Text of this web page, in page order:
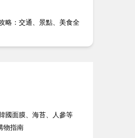
略：交通、景點、美食全
國面膜、海苔、人參等
物指南